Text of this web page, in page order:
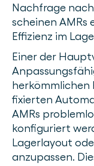
Nachfrage
scheinen AMRs
Effizienz im
Einer der
herkömmlichen
fixierten
AMRs
konfiguriert
Lagerlayout
anzupassen.